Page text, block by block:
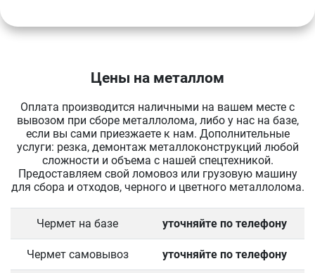
Цены на металлом
Оплата производится наличными на вашем месте с
вывозом при сборе металлолома, либо у нас на базе,
если вы сами приезжаете к нам. Дополнительные
услуги: резка, демонтаж металлоконструкций любой
сложности и объема с нашей спецтехникой.
Предоставляем свой ломовоз или грузовую машину
для сбора и отходов, черного и цветного металлолома.
Чермет на базе уточняйте по телефону
Чермет самовывоз уточняйте по телефону